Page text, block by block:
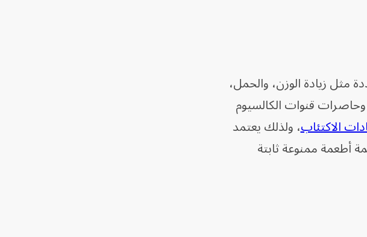
مثل زيادة الوزن، والحمل،
قنوات الكالسيوم
الاكتئاب، ولذلك يعتمد
أطعمة ممنوعة ثابتة